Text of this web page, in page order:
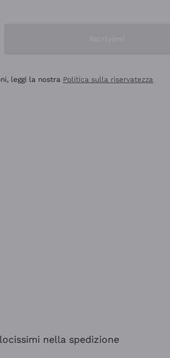
👍
nella spedizione
leggi la nostra Politica sulla riservatezza